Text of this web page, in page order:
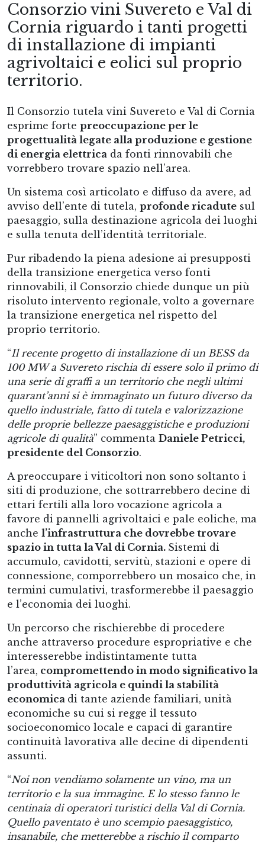
Consorzio vini Suvereto e Val di
Cornia riguardo i tanti progetti
di installazione di impianti
agrivoltaici e eolici sul proprio
territorio.
Il Consorzio tutela vini Suvereto e Val di Cornia
esprime forte preoccupazione per le
progettualità legate alla produzione e gestione
di energia elettrica da fonti rinnovabili che
vorrebbero trovare spazio nell’area.
Un sistema così articolato e diffuso da avere, ad
avviso dell’ente di tutela, profonde ricadute sul
paesaggio, sulla destinazione agricola dei luoghi
e sulla tenuta dell’identità territoriale.
Pur ribadendo la piena adesione ai presupposti
della transizione energetica verso fonti
rinnovabili, il Consorzio chiede dunque un più
risoluto intervento regionale, volto a governare
la transizione energetica nel rispetto del
proprio territorio.
“Il recente progetto di installazione di un BESS da
100 MW a Suvereto rischia di essere solo il primo di
una serie di graffi a un territorio che negli ultimi
quarant’anni si è immaginato un futuro diverso da
quello industriale, fatto di tutela e valorizzazione
delle proprie bellezze paesaggistiche e produzioni
agricole di qualità” commenta Daniele Petricci,
presidente del Consorzio.
A preoccupare i viticoltori non sono soltanto i
siti di produzione, che sottrarrebbero decine di
ettari fertili alla loro vocazione agricola a
favore di pannelli agrivoltaici e pale eoliche, ma
anche l’infrastruttura che dovrebbe trovare
spazio in tutta la Val di Cornia. Sistemi di
accumulo, cavidotti, servitù, stazioni e opere di
connessione, comporrebbero un mosaico che, in
termini cumulativi, trasformerebbe il paesaggio
e l’economia dei luoghi.
Un percorso che rischierebbe di procedere
anche attraverso procedure espropriative e che
interesserebbe indistintamente tutta
l’area, compromettendo in modo significativo la
produttività agricola e quindi la stabilità
economica di tante aziende familiari, unità
economiche su cui si regge il tessuto
socioeconomico locale e capaci di garantire
continuità lavorativa alle decine di dipendenti
assunti.
“Noi non vendiamo solamente un vino, ma un
territorio e la sua immagine. E lo stesso fanno le
centinaia di operatori turistici della Val di Cornia.
Quello paventato è uno scempio paesaggistico,
insanabile, che metterebbe a rischio il comparto